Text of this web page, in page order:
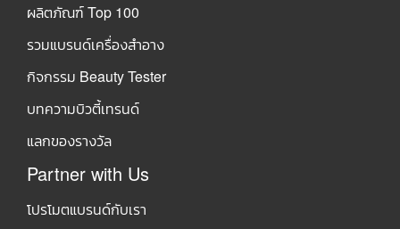
ผลิตภัณฑ์ Top 100
รวมแบรนด์เครื่องสำอาง
กิจกรรม Beauty Tester
บทความบิวตี้เทรนด์
แลกของรางวัล
Partner with Us
โปรโมตแบรนด์กับเรา